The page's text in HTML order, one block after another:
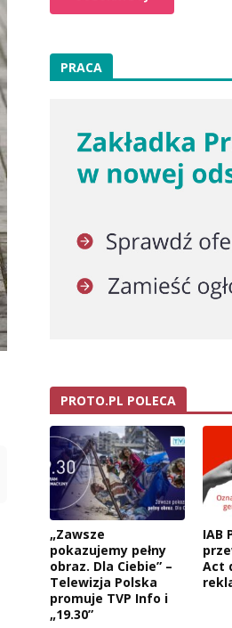
PRACA
PROTO.PL POLECA
„Zawsze
pokazujemy pełny
obraz. Dla Ciebie” –
Telewizja Polska
promuje TVP Info i
„19.30”
IAB
Act